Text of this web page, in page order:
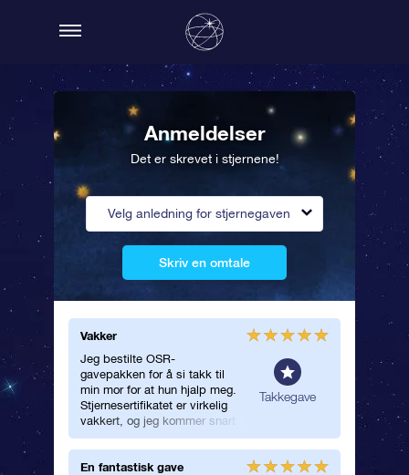
Anmeldelser
Det er skrevet i stjernene!
Velg anledning for stjernegaven
Skriv en omtale
Vakker
Jeg bestilte OSR-
gavepakken for å si takk til
min mor for at hun hjalp meg.
Stjernesertifikatet er virkelig
vakkert, og jeg kommer snart
tilbake for å navngi enda en
stjerne!
Takkegave
En fantastisk gave
Det
Dette
gave!